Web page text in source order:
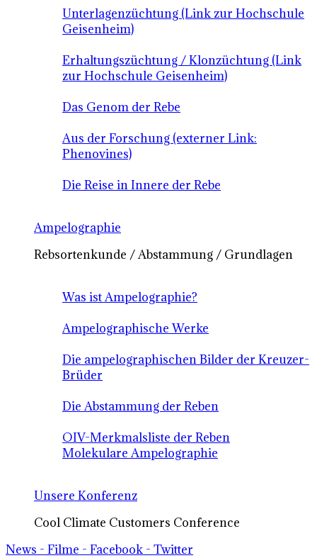
Unterlagenzüchtung (Link zur Hochschule
Geisenheim)
Erhaltungszüchtung / Klonzüchtung (Link
zur Hochschule Geisenheim)
Das Genom der Rebe
Aus der Forschung (externer Link:
Phenovines)
Die Reise in Innere der Rebe
Ampelographie
Rebsortenkunde / Abstammung / Grundlagen
Was ist Ampelographie?
Ampelographische Werke
Die ampelographischen Bilder der Kreuzer-
Brüder
Die Abstammung der Reben
OIV-Merkmalsliste der Reben
Molekulare Ampelographie
Unsere Konferenz
Cool Climate Customers Conference
News - Filme - Facebook - Twitter